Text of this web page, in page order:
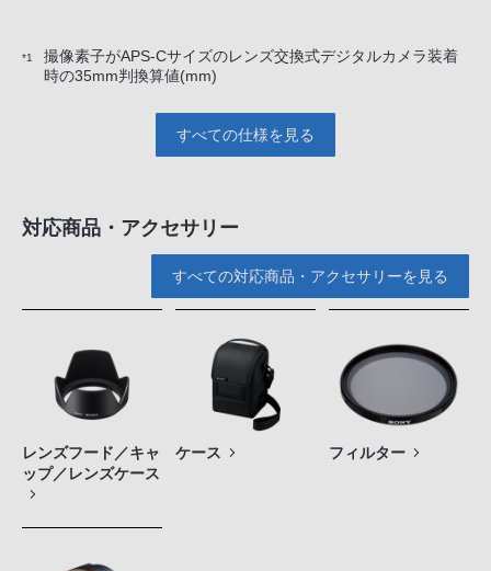
*1
撮像素子がAPS-Cサイズのレンズ交換式デジタルカメラ装着
時の35mm判換算値(mm)
すべての仕様を見る
対応商品・アクセサリー
すべての対応商品・アクセサリーを見る
レンズフード／キャ
ップ／レンズケース
ケース フィルター